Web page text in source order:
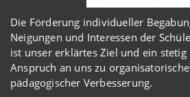
Die Förderung individueller
Neigungen und Interessen der
ist unser erklärtes Ziel und ein
Anspruch an uns zu
pädagogischer Verbesserung.